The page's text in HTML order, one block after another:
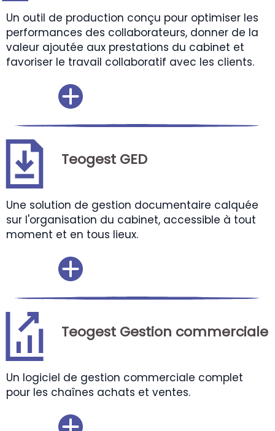
Un outil de production conçu pour optimiser les
performances des collaborateurs, donner de la
valeur ajoutée aux prestations du cabinet et
favoriser le travail collaboratif avec les clients.
Teogest GED
Une solution de gestion documentaire calquée
sur l'organisation du cabinet, accessible à tout
moment et en tous lieux.
Teogest Gestion commerciale
Un logiciel de gestion commerciale complet
pour les chaînes achats et ventes.